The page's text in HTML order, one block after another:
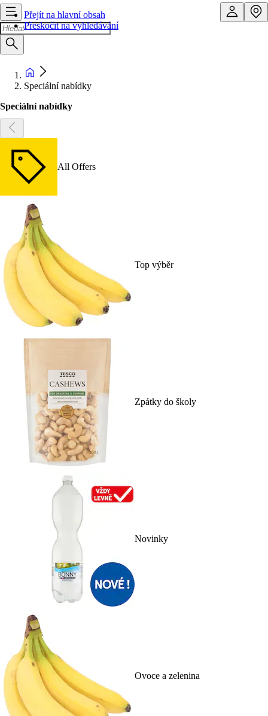
Přejít na hlavní obsah
Přeskočit na vyhledávání
Speciální nabídky
Speciální nabídky
All Offers
Top výběr
Zpátky do školy
Novinky
Ovoce a zelenina